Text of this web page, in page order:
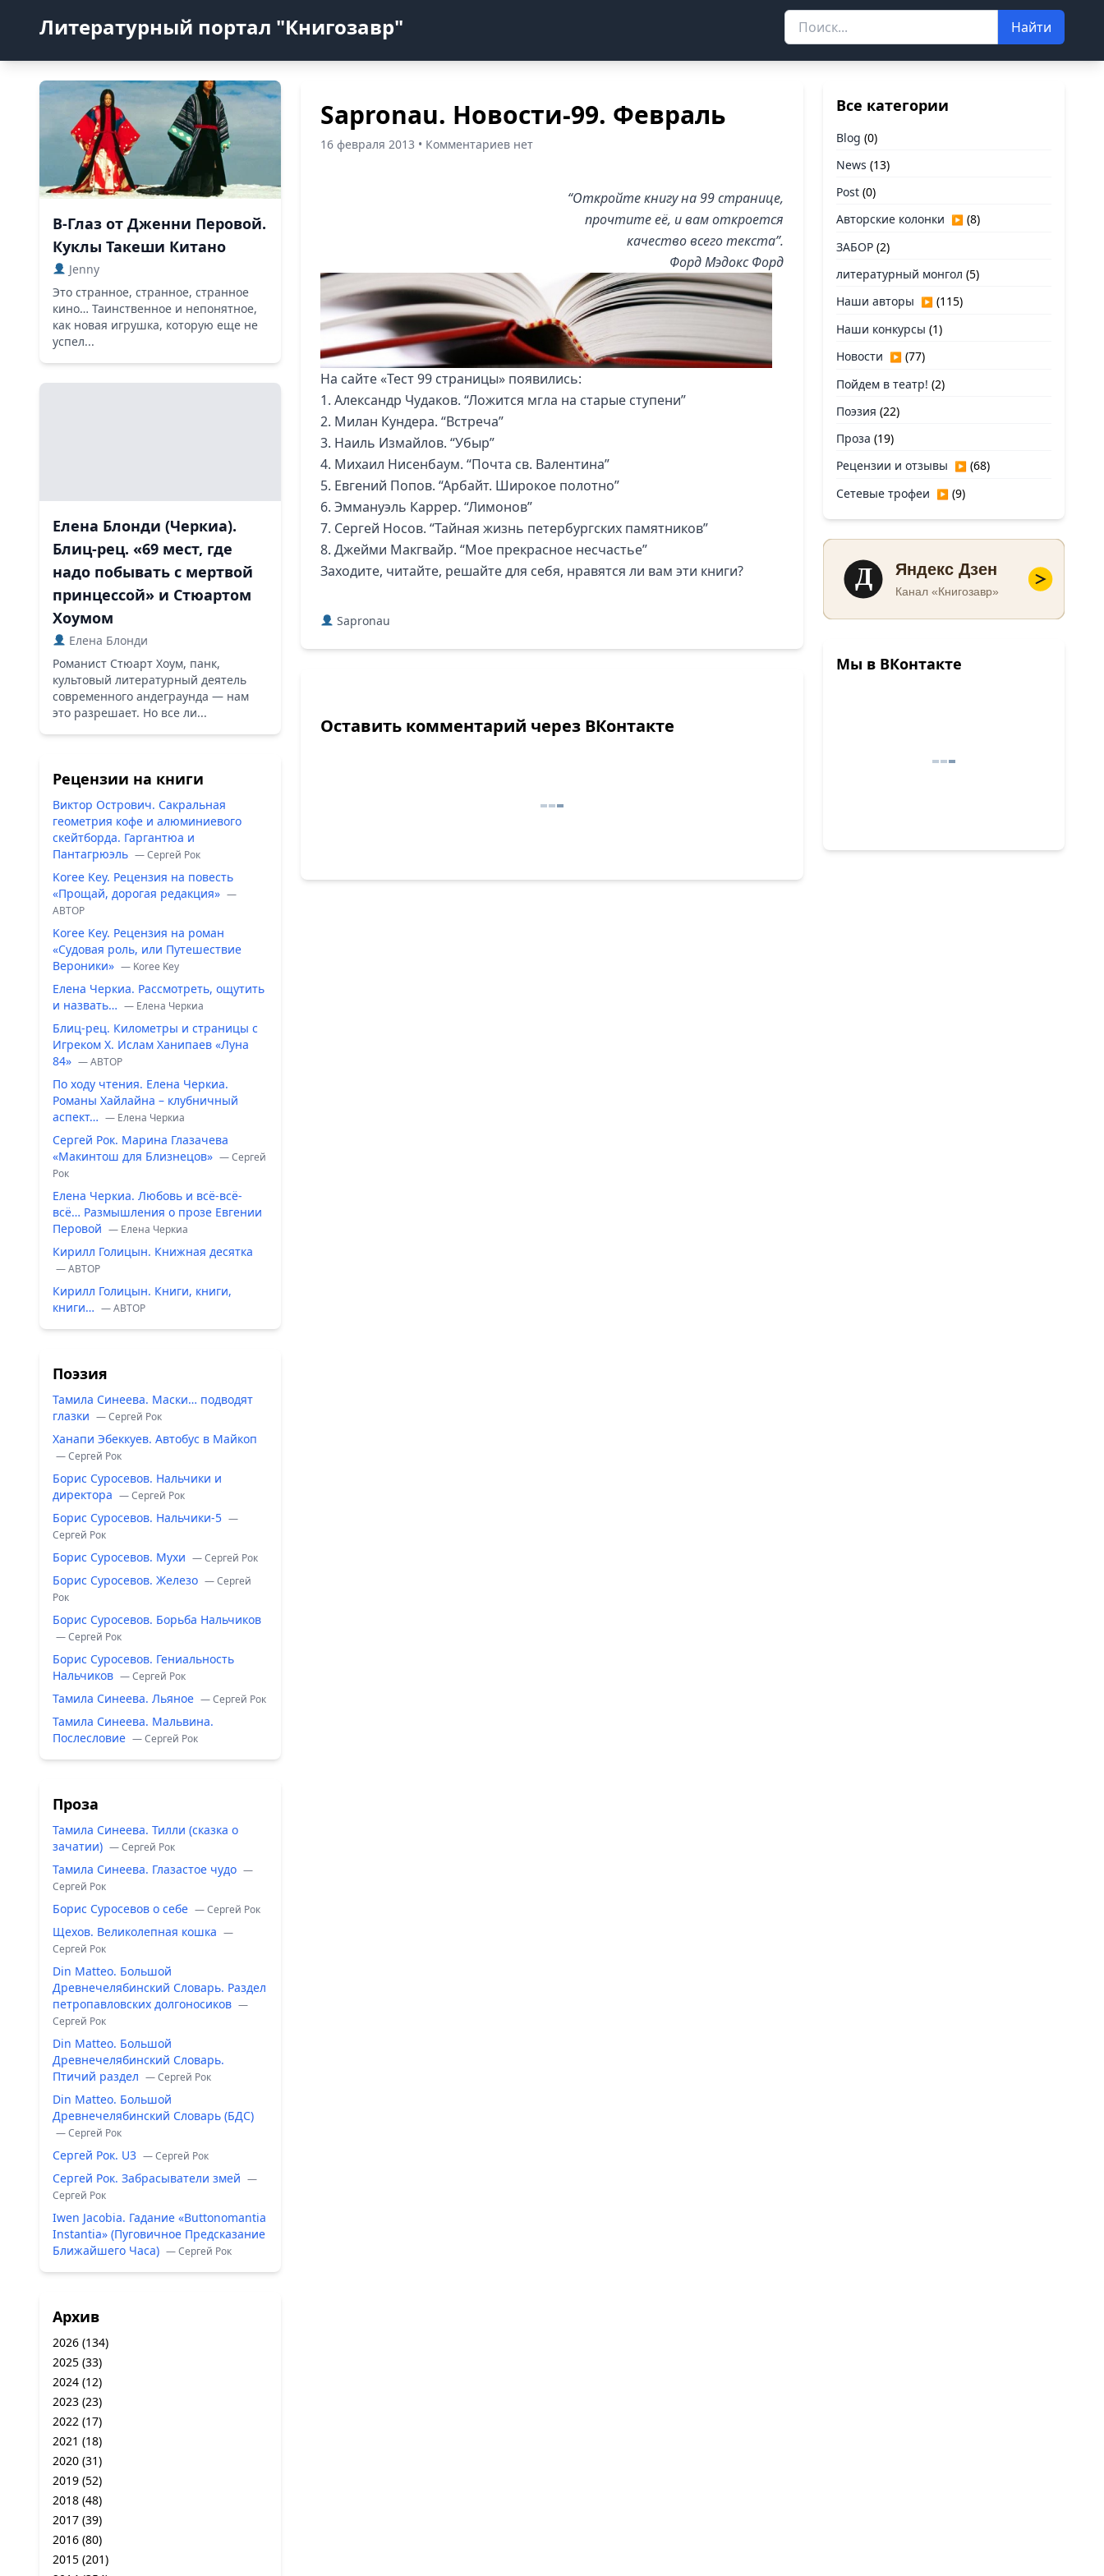
Литературный портал "Книгозавр" Найти
В-Глаз от Дженни Перовой.
Куклы Такеши Китано
Jenny
Это странное, странное, странное
кино… Таинственное и непонятное,
как новая игрушка, которую еще не
успел...
Елена Блонди (Черкиа).
Блиц-рец. «69 мест, где
надо побывать с мертвой
принцессой» и Стюартом
Хоумом
Елена Блонди
Романист Стюарт Хоум, панк,
культовый литературный деятель
современного андеграунда — нам
это разрешает. Но все ли...
Рецензии на книги
Виктор Острович. Сакральная
геометрия кофе и алюминиевого
скейтборда. Гаргантюа и
Пантагрюэль — Сергей Рок
Koree Key. Рецензия на повесть
«Прощай, дорогая редакция» —
ABTOP
Koree Key. Рецензия на роман
«Судовая роль, или Путешествие
Вероники» — Koree Key
Елена Черкиа. Рассмотреть, ощутить
и назвать… — Елена Черкиа
Блиц-рец. Километры и страницы с
Игреком Х. Ислам Ханипаев «Луна
84» — ABTOP
По ходу чтения. Елена Черкиа.
Романы Хайлайна – клубничный
аспект… — Елена Черкиа
Сергей Рок. Марина Глазачева
«Макинтош для Близнецов» — Сергей
Рок
Елена Черкиа. Любовь и всё-всё-
всё… Размышления о прозе Евгении
Перовой — Елена Черкиа
Кирилл Голицын. Книжная десятка
— ABTOP
Кирилл Голицын. Книги, книги,
книги… — ABTOP
Поэзия
Тамила Синеева. Маски… подводят
глазки — Сергей Рок
Ханапи Эбеккуев. Автобус в Майкоп
— Сергей Рок
Борис Суросевов. Нальчики и
директора — Сергей Рок
Борис Суросевов. Нальчики-5 —
Сергей Рок
Борис Суросевов. Мухи — Сергей Рок
Борис Суросевов. Железо — Сергей
Рок
Борис Суросевов. Борьба Нальчиков
— Сергей Рок
Борис Суросевов. Гениальность
Нальчиков — Сергей Рок
Тамила Синеева. Льяное — Сергей Рок
Тамила Синеева. Мальвина.
Послесловие — Сергей Рок
Проза
Тамила Синеева. Тилли (сказка о
зачатии) — Сергей Рок
Тамила Синеева. Глазастое чудо —
Сергей Рок
Борис Суросевов о себе — Сергей Рок
Щехов. Великолепная кошка —
Сергей Рок
Din Matteo. Большой
Древнечелябинский Словарь. Раздел
петропавловских долгоносиков —
Сергей Рок
Din Matteo. Большой
Древнечелябинский Словарь.
Птичий раздел — Сергей Рок
Din Matteo. Большой
Древнечелябинский Словарь (БДС)
— Сергей Рок
Сергей Рок. U3 — Сергей Рок
Сергей Рок. Забрасыватели змей —
Сергей Рок
Iwen Jacobia. Гадание «Buttonomantia
Instantia» (Пуговичное Предсказание
Ближайшего Часа) — Сергей Рок
Архив
2026 (134)
2025 (33)
2024 (12)
2023 (23)
2022 (17)
2021 (18)
2020 (31)
2019 (52)
2018 (48)
2017 (39)
2016 (80)
2015 (201)
Sapronau. Новости-99. Февраль
16 февраля 2013 • Комментариев нет
“Откройте книгу на 99 странице,
прочтите её, и вам откроется
качество всего текста”.
Форд Мэдокс Форд
На сайте «Тест 99 страницы» появились:
1. Александр Чудаков. “Ложится мгла на старые ступени”
2. Милан Кундера. “Встреча”
3. Наиль Измайлов. “Убыр”
4. Михаил Нисенбаум. “Почта св. Валентина”
5. Евгений Попов. “Арбайт. Широкое полотно”
6. Эммануэль Каррер. “Лимонов”
7. Сергей Носов. “Тайная жизнь петербургских памятников”
8. Джейми Макгвайр. “Мое прекрасное несчастье”
Заходите, читайте, решайте для себя, нравятся ли вам эти книги?
Sapronau
Оставить комментарий через ВКонтакте
Все категории
Blog (0)
News (13)
Post (0)
Авторские колонки ▶ (8)
ЗАБОР (2)
литературный монгол (5)
Наши авторы ▶ (115)
Наши конкурсы (1)
Новости ▶ (77)
Пойдем в театр! (2)
Поэзия (22)
Проза (19)
Рецензии и отзывы ▶ (68)
Сетевые трофеи ▶ (9)
Д Яндекс Дзен
Канал «Книгозавр»
Мы в ВКонтакте